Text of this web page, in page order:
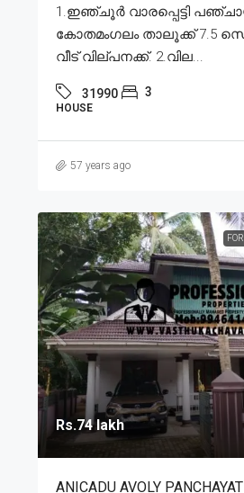
1.ഇഞ്ചൂർ വാരപ്പെട്ടി
കോതമംഗലം താലൂക്ക് 7.5
വീട് വില്പനക്ക്. 2.വില...
31990 3
HOUSE
57 years ago
Rs.74 lakh
ANICADU AVOLY